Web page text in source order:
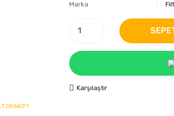
Marka
Karşılaştır